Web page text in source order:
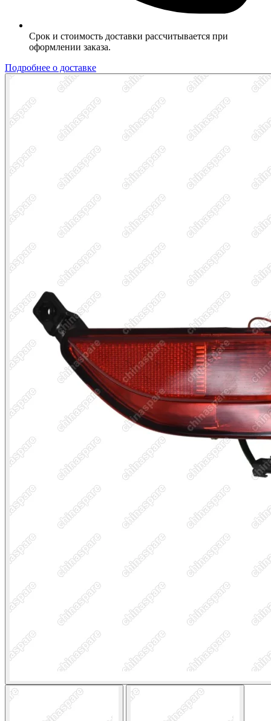
Срок и стоимость доставки рассчитывается при
оформлении заказа.
Подробнее о доставке